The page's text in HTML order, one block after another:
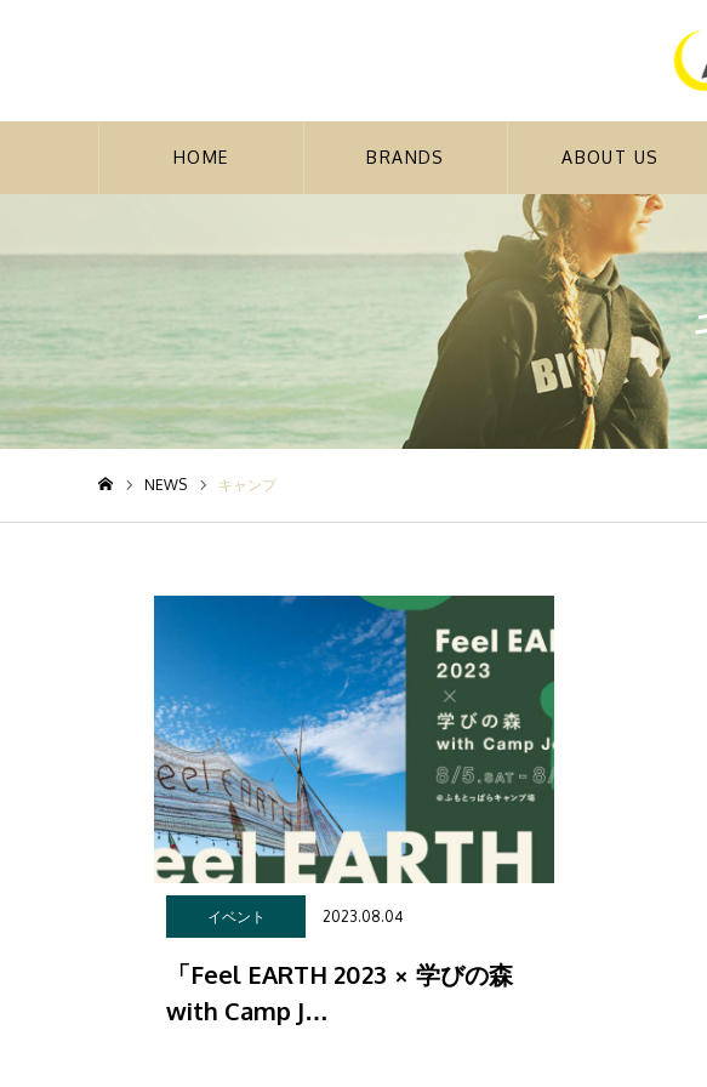
HOME BRANDS ABOUT US
NEWS キャンプ
イベント 2023.08.04
「Feel EARTH 2023 × 学びの森
with Camp J…